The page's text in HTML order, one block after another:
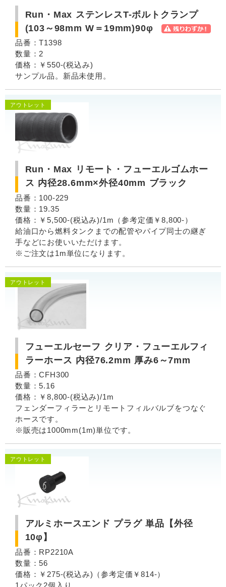
Run・Max ステンレスT-ボルトクランプ
(103～98mm W＝19mm)90φ
品番：T1398
数量：2
価格：￥550-(税込み)
サンプル品。新品未使用。
Run・Max リモート・フューエルゴムホー
ス 内径28.6mm×外径40mm ブラック
アウトレット
品番：100-229
数量：19.35
価格：￥5,500-(税込み)/1m（参考定価￥8,800-）
給油口から燃料タンクまでの配管やパイプ同士の継ぎ
手などにお使いいただけます。
※ご注文は1m単位になります。
フューエルセーフ クリア・フューエルフィ
ラーホース 内径76.2mm 厚み6～7mm
アウトレット
品番：CFH300
数量：5.16
価格：￥8,800-(税込み)/1m
フェンダーフィラーとリモートフィルバルブをつなぐ
ホースです。
※販売は1000mm(1m)単位です。
アルミホースエンド プラグ 単品【外径
10φ】
アウトレット
品番：RP2210A
数量：56
価格：￥275-(税込み)（参考定価￥814-）
1パック2個入り